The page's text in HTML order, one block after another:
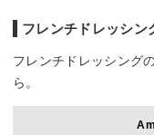
フレンチドレッシン
フレンチドレッシング
ら。